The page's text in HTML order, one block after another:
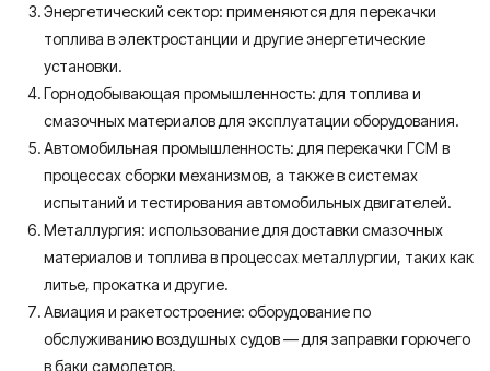
Энергетический сектор: применяются для перекачки
топлива в электростанции и другие энергетические
установки.
Горнодобывающая промышленность: для топлива и
смазочных материалов для эксплуатации оборудования.
Автомобильная промышленность: для перекачки ГСМ в
процессах сборки механизмов, а также в системах
испытаний и тестирования автомобильных двигателей.
Металлургия: использование для доставки смазочных
материалов и топлива в процессах металлургии, таких как
литье, прокатка и другие.
Авиация и ракетостроение: оборудование по
обслуживанию воздушных судов — для заправки горючего
в баки самолетов.